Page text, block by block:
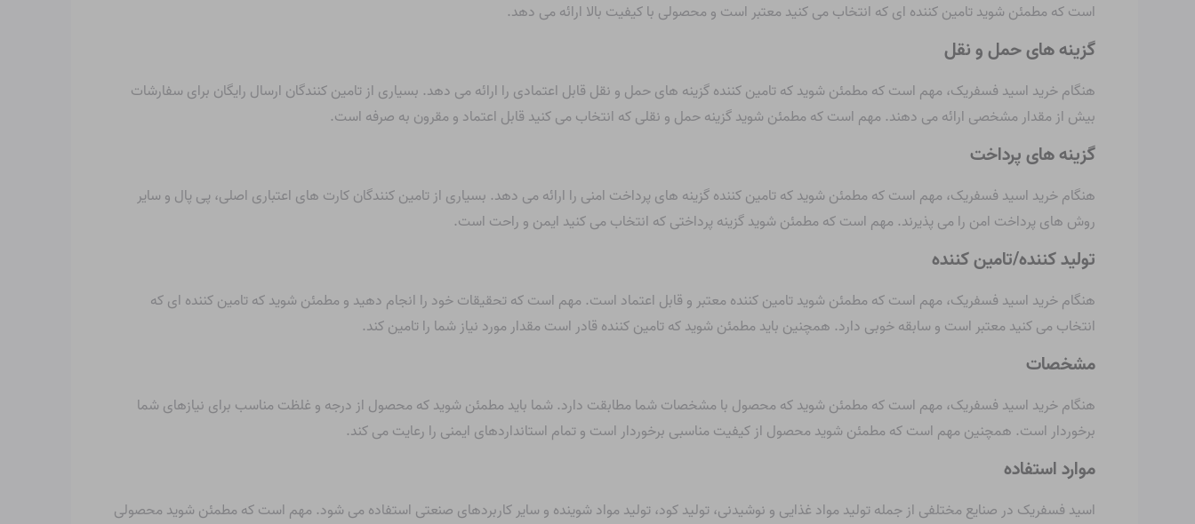
است که مطمئن شوید تامین کننده ای که انتخاب می کنید معتبر است و محصولی با کیفیت بالا ارائه می دهد.
گزینه های حمل و نقل
هنگام خرید اسید فسفریک، مهم است که مطمئن شوید که تامین کننده گزینه های حمل و نقل قابل اعتمادی را ارائه می دهد. بسیاری از تامین کنندگان ارسال رایگان برای سفارشات
بیش از مقدار مشخصی ارائه می دهند. مهم است که مطمئن شوید گزینه حمل و نقلی که انتخاب می کنید قابل اعتماد و مقرون به صرفه است.
گزینه های پرداخت
هنگام خرید اسید فسفریک، مهم است که مطمئن شوید که تامین کننده گزینه های پرداخت امنی را ارائه می دهد. بسیاری از تامین کنندگان کارت های اعتباری اصلی، پی پال و سایر
روش های پرداخت امن را می پذیرند. مهم است که مطمئن شوید گزینه پرداختی که انتخاب می کنید ایمن و راحت است.
تولید کننده/تامین کننده
هنگام خرید اسید فسفریک، مهم است که مطمئن شوید تامین کننده معتبر و قابل اعتماد است. مهم است که تحقیقات خود را انجام دهید و مطمئن شوید که تامین کننده ای که
انتخاب می کنید معتبر است و سابقه خوبی دارد. همچنین باید مطمئن شوید که تامین کننده قادر است مقدار مورد نیاز شما را تامین کند.
مشخصات
هنگام خرید اسید فسفریک، مهم است که مطمئن شوید که محصول با مشخصات شما مطابقت دارد. شما باید مطمئن شوید که محصول از درجه و غلظت مناسب برای نیازهای شما
برخوردار است. همچنین مهم است که مطمئن شوید محصول از کیفیت مناسبی برخوردار است و تمام استانداردهای ایمنی را رعایت می کند.
موارد استفاده
اسید فسفریک در صنایع مختلفی از جمله تولید مواد غذایی و نوشیدنی، تولید کود، تولید مواد شوینده و سایر کاربردهای صنعتی استفاده می شود. مهم است که مطمئن شوید محصولی